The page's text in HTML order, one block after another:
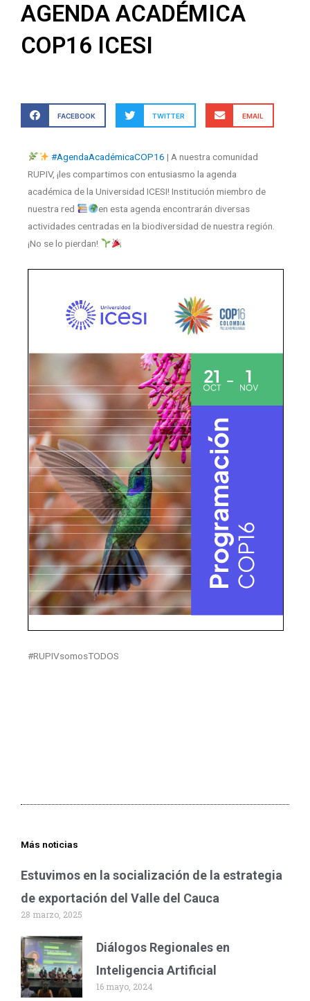
AGENDA ACADÉMICA
COP16 ICESI
FACEBOOK TWITTER EMAIL
#AgendaAcadémicaCOP16 | A nuestra comunidad
RUPIV, ¡les compartimos con entusiasmo la agenda
académica de la Universidad ICESI! Institución miembro de
nuestra red
en esta agenda encontrarán diversas
actividades centradas en la biodiversidad de nuestra región.
¡No se lo pierdan!
#RUPIVsomosTODOS
Más noticias
Estuvimos en la socialización de la estrategia
de exportación del Valle del Cauca
28 marzo, 2025
Diálogos Regionales en
Inteligencia Artificial
16 mayo, 2024